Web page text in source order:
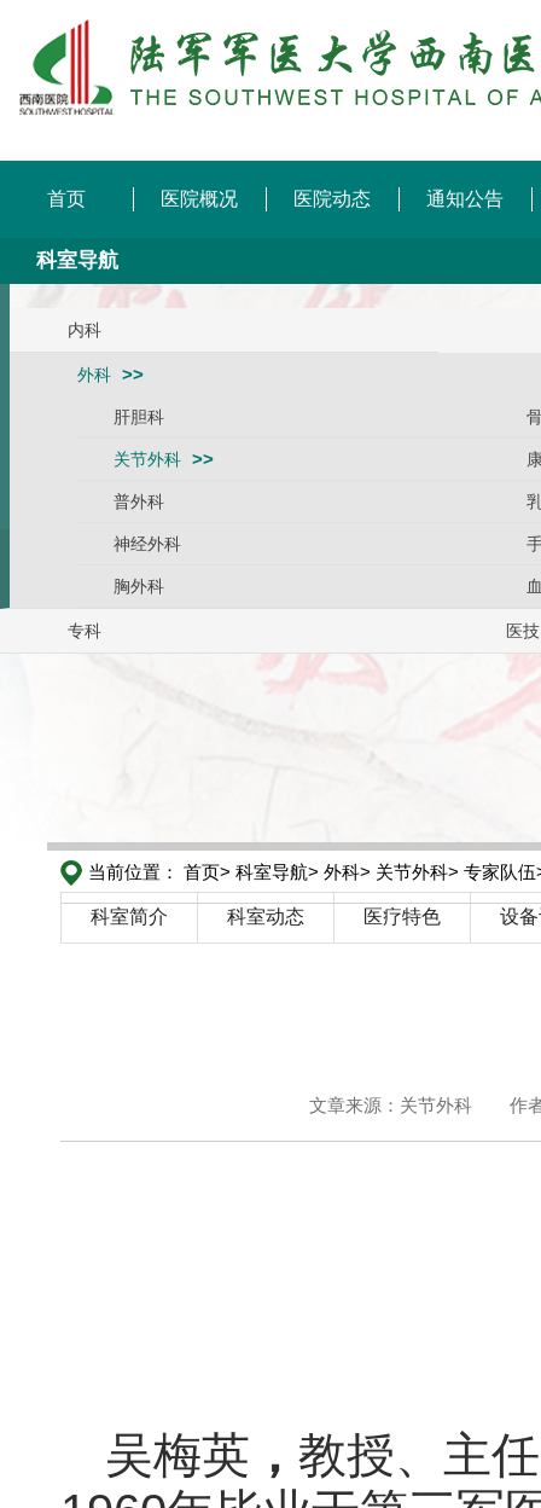
首页 医院概况 医院动态 通知公告
科室导航
内科
外科
肝胆科
关节外科
普外科
神经外科
胸外科
专科 医技
当前位置： 首页> 科室导航> 外科> 关节外科> 专家队伍
科室简介 科室动态 医疗特色 设
文章来源：关节外科 作
吴梅英 ，教授、主